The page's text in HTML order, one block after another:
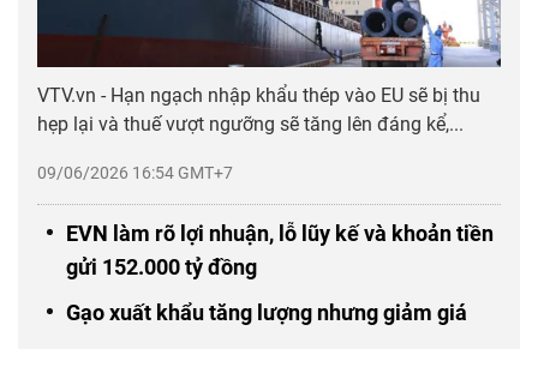
09/06/2026 16:54 GMT+7
VTV.vn - Hạn ngạch nhập khẩu thép vào EU sẽ bị thu
hẹp lại và thuế vượt ngưỡng sẽ tăng lên đáng kể,...
EVN làm rõ lợi nhuận, lỗ lũy kế và khoản tiền
gửi 152.000 tỷ đồng
Gạo xuất khẩu tăng lượng nhưng giảm giá